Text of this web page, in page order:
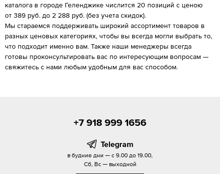
каталога в городе Геленджике числится 20 позиций с ценою
от 389 руб. до 2 288 руб. (без учета скидок).
Мы стараемся поддерживать широкий ассортимент товаров в
разных ценовых категориях, чтобы вы всегда могли выбрать то,
что подходит именно вам. Также наши менеджеры всегда
готовы проконсультировать вас по интересующим вопросам —
свяжитесь с нами любым удобным для вас способом.
+7 918 999 1656
Telegram
в будние дни — с 9.00 до 19.00,
Сб, Вс — выходной